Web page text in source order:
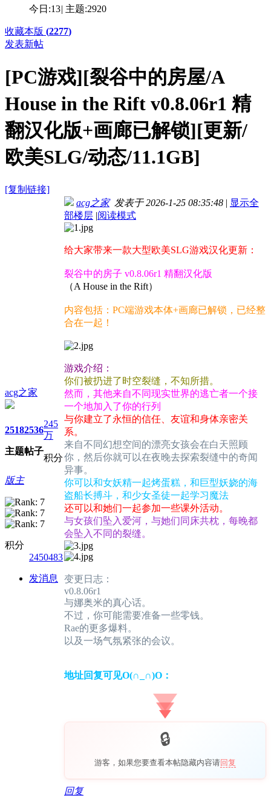
今日:13| 主题:2920
收藏本版 (2277)
发表新帖
[PC游戏][裂谷中的房屋/A
House in the Rift v0.8.06r1 精
翻汉化版+画廊已解锁][更新/
欧美SLG/动态/11.1GB]
[复制链接]
acg之家
2518
主题
2536
帖子
245
万
积分
版主
积分
2450483
发消息
acg之家发表于 2026-1-25 08:35:48 | 显示全
部楼层 |阅读模式
给大家带来一款大型欧美SLG游戏汉化更新：
裂谷中的房子 v0.8.06r1 精翻汉化版
（A House in the Rift）
内容包括：PC端游戏本体+画廊已解锁，已经整
合在一起！
游戏介绍：
你们被扔进了时空裂缝，不知所措。
然而，其他来自不同现实世界的逃亡者一个接
一个地加入了你的行列
与你建立了永恒的信任、友谊和身体亲密关
系。
来自不同幻想空间的漂亮女孩会在白天照顾
你，然后你就可以在夜晚去探索裂缝中的奇闻
异事。
你可以和女妖精一起烤蛋糕，和巨型妖娆的海
盗船长搏斗，和少女圣徒一起学习魔法
还可以和她们一起参加一些课外活动。
与女孩们坠入爱河，与她们同床共枕，每晚都
会坠入不同的裂缝。
变更日志：
v0.8.06r1
与娜奥米的真心话。
不过，你可能需要准备一些零钱。
Rae的更多爆料。
以及一场气氛紧张的会议。
地址回复可见O(∩_∩)O：
游客，如果您要查看本帖隐藏内容请回复
回复